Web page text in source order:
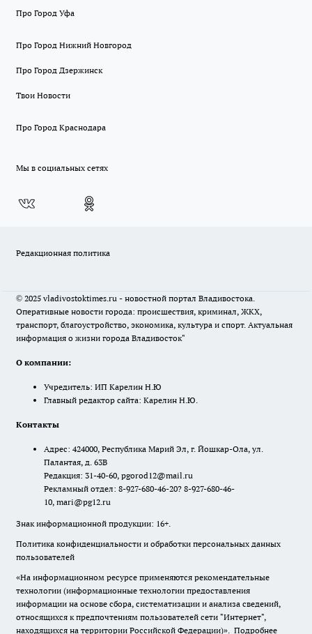
Про Город Уфа
Про Город Нижний Новгород
Про Город Дзержинск
Твои Новости
Про Город Краснодара
Мы в социальных сетях
Редакционная политика
© 2025 vladivostoktimes.ru - новостной портал Владивостока.
Оперативные новости города: происшествия, криминал, ЖКХ,
транспорт, благоустройство, экономика, культура и спорт. Актуальная
информация о жизни города Владивосток"
О компании:
Учредитель: ИП Карелин Н.Ю
Главный редактор сайта: Карелин Н.Ю.
Контакты
Адрес: 424000, Республика Марий Эл, г. Йошкар-Ола, ул.
Палантая, д. 63В
Редакция: 31-40-60, pgorod12@mail.ru
Рекламный отдел: 8-927-680-46-20? 8-927-680-46-
10, mari@pg12.ru
Знак информационной продукции: 16+.
Политика конфиденциальности и обработки персональных данных
пользователей
«На информационном ресурсе применяются рекомендательные
технологии (информационные технологии предоставления
информации на основе сбора, систематизации и анализа сведений,
относящихся к предпочтениям пользователей сети "Интернет",
находящихся на территории Российской Федерации)». Подробнее